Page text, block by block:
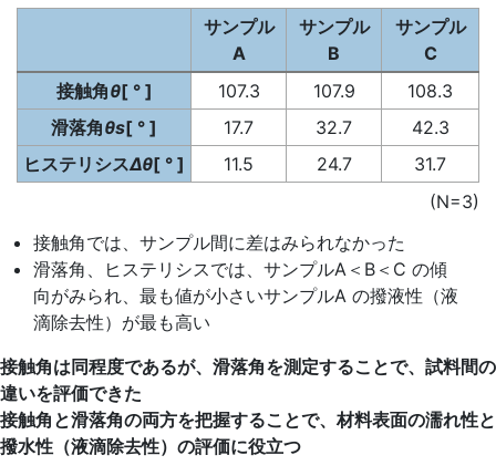
サンプル
A
サンプル
B
サンプル
C
接触角θ[ ° ] 107.3 107.9
108.3
滑落角θs[ ° ] 17.7 32.7
42.3
ヒステリシスΔθ[ ° ] 11.5 24.7
31.7
(N=3)
接触角では、サンプル間に差はみられなかった
滑落角、ヒステリシスでは、サンプルA＜B＜C の傾
向がみられ、最も値が小さいサンプルA の撥液性（液
滴除去性）が最も高い
接触角は同程度であるが、滑落角を測定することで、試料間の
違いを評価できた
接触角と滑落角の両方を把握することで、材料表面の濡れ性と
撥水性（液滴除去性）の評価に役立つ